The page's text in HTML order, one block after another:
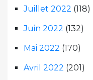
Juillet 2022 (118)
Juin 2022 (132)
Mai 2022 (170)
Avril 2022 (201)